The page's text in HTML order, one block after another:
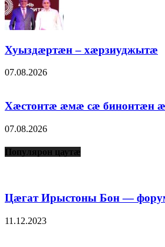
Хуыздæртæн – хæрзиуджытæ
07.08.2026
Хæстонтæ æмæ сæ бинонтæн
07.08.2026
Популярон цаутæ
Цæгат Ирыстоны Бон —
11.12.2023